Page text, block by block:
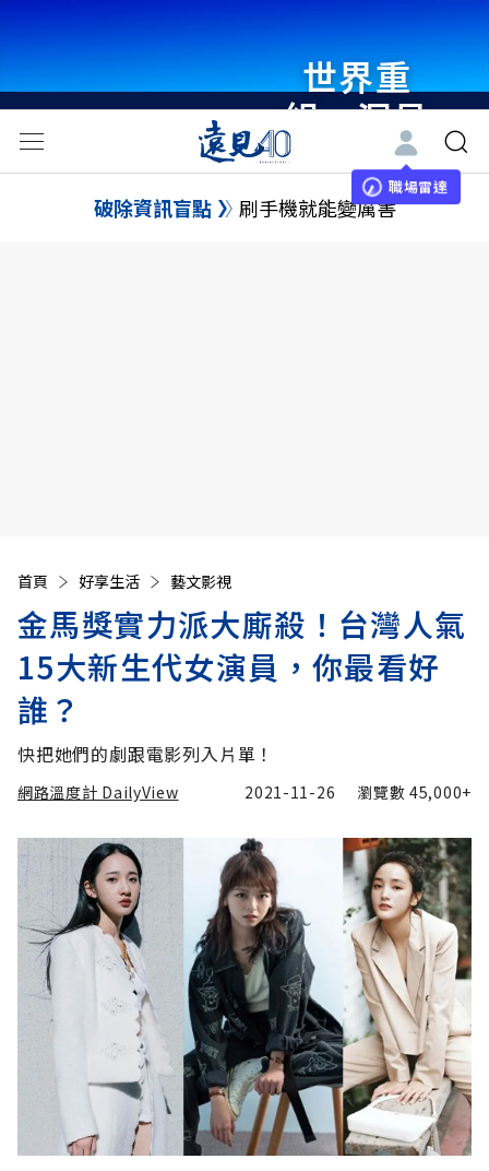
世界重
組・洞見
未來 與
世界領袖
職場雷達
破除資訊盲點 刷手機就能變厲害
首頁 好享生活 藝文影視
金馬獎實力派大廝殺！台灣人氣
15大新生代女演員，你最看好
誰？
快把她們的劇跟電影列入片單！
網路溫度計 DailyView 2021-11-26 瀏覽數45,000+